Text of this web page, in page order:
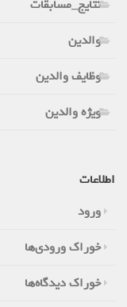
نتایج_مسابقات
والدین
وظایف والدین
ویژه والدین
اطلاعات
ورود
خوراک ورودی‌ها
خوراک دیدگاه‌ها